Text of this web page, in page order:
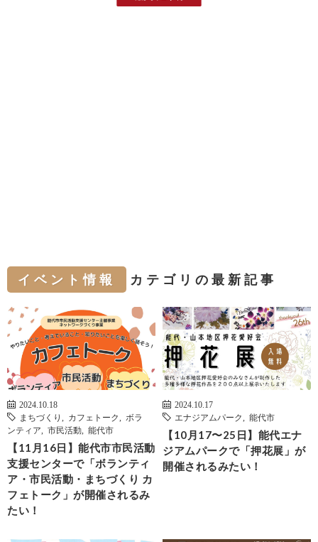
イベント情報 カテゴリの最新記事
2024.10.18
まちづくり
カフェトーク
ボラ
ンティア
市民活動 能代市
【11月16日】能代市市民活動
支援センターで「ボランティ
ア・市民活動・まちづくり カ
フェトーク」が開催されるみ
たい！
2024.10.17
エナジアムパーク
能代市
【10月17〜25日】能代エナ
ジアムパークで「押花展」が
開催されるみたい！